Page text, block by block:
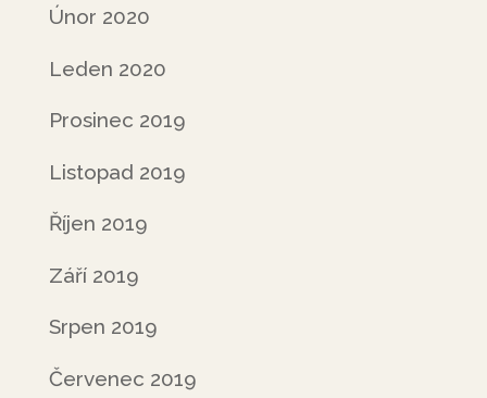
Únor 2020
Leden 2020
Prosinec 2019
Listopad 2019
Říjen 2019
Září 2019
Srpen 2019
Červenec 2019